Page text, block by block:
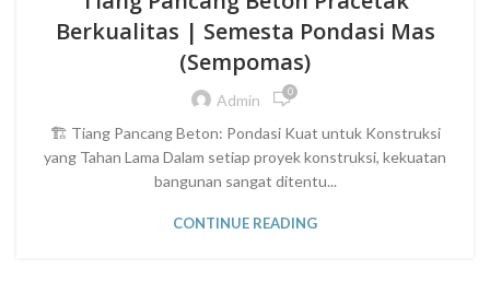
Berkualitas | Semesta Pondasi Mas
(Sempomas)
Admin 0
🏗️ Tiang Pancang Beton: Pondasi Kuat untuk Konstruksi
yang Tahan Lama Dalam setiap proyek konstruksi, kekuatan
bangunan sangat ditentu...
CONTINUE READING